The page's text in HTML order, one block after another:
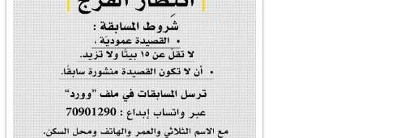
إحتفالية #رياحين...
إحتفالية تكريم ا...
#فاطمة_روحي